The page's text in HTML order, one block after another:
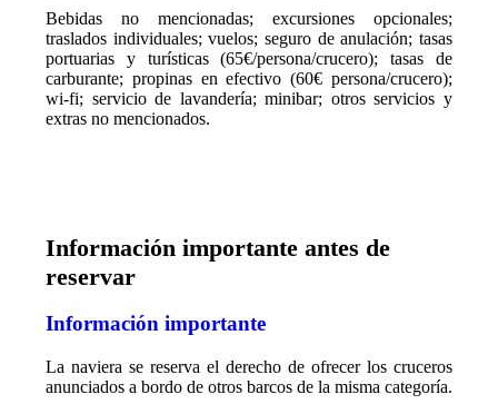
Bebidas no mencionadas; excursiones opcionales;
traslados individuales; vuelos; seguro de anulación; tasas
portuarias y turísticas (65€/persona/crucero); tasas de
carburante; propinas en efectivo (60€ persona/crucero);
wi-fi; servicio de lavandería; minibar; otros servicios y
extras no mencionados.
Información importante antes de
reservar
Información importante
La naviera se reserva el derecho de ofrecer los cruceros
anunciados a bordo de otros barcos de la misma categoría.